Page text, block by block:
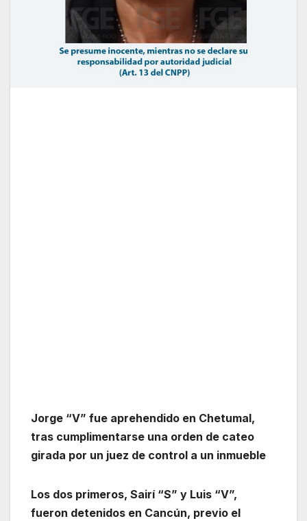
Jorge “V” fue aprehendido en Chetumal,
tras cumplimentarse una orden de cateo
girada por un juez de control a un inmueble
Los dos primeros, Sairí “S” y Luis “V”,
fueron detenidos en Cancún, previo el